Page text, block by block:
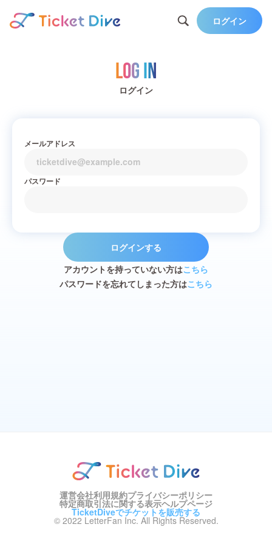
ログイン
Log in
ログイン
メールアドレス
パスワード
ログインする
アカウントを持っていない方はこちら
パスワードを忘れてしまった方はこちら
運営会社利用規約プライバシーポリシー
特定商取引法に関する表示ヘルプページ
TicketDiveでチケットを販売する
© 2022 LetterFan Inc. All Rights Reserved.